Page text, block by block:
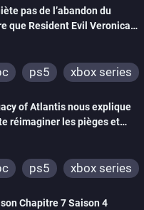
pas de l’abandon du
que Resident Evil Veronica
ps5
xbox series
of Atlantis nous explique
réimaginer les pièges et
ps5
xbox series
Chapitre 7 Saison 4